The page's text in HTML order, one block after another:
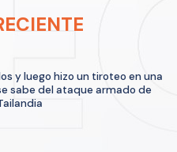
y luego hizo un tiroteo en una
sabe del ataque armado de